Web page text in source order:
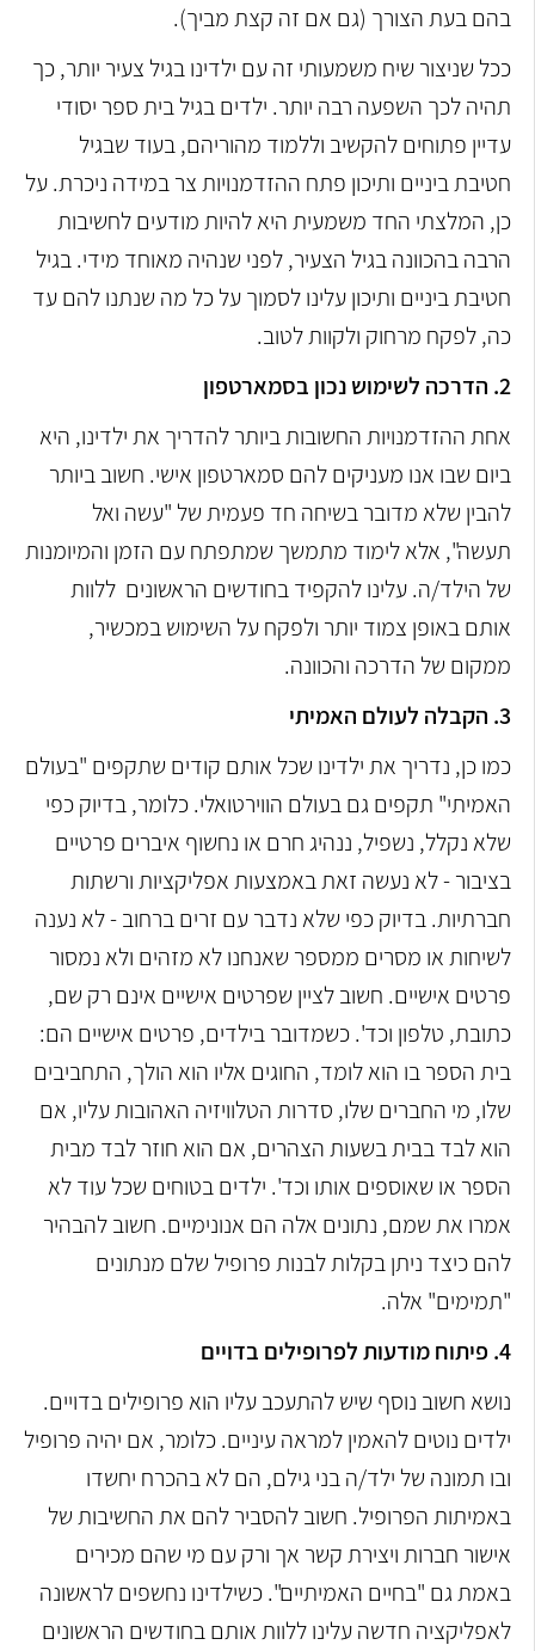
בהם בעת הצורך (גם אם זה קצת מביך).
ככל שניצור שיח משמעותי זה עם ילדינו בגיל צעיר יותר, כך
תהיה לכך השפעה רבה יותר. ילדים בגיל בית ספר יסודי
עדיין פתוחים להקשיב וללמוד מהוריהם, בעוד שבגיל
חטיבת ביניים ותיכון פתח ההזדמנויות צר במידה ניכרת. על
כן, המלצתי החד משמעית היא להיות מודעים לחשיבות
הרבה בהכוונה בגיל הצעיר, לפני שנהיה מאוחד מידי. בגיל
חטיבת ביניים ותיכון עלינו לסמוך על כל מה שנתנו להם עד
כה, לפקח מרחוק ולקוות לטוב.
2. הדרכה לשימוש נכון בסמארטפון
אחת ההזדמנויות החשובות ביותר להדריך את ילדינו, היא
ביום שבו אנו מעניקים להם סמארטפון אישי. חשוב ביותר
להבין שלא מדובר בשיחה חד פעמית של "עשה ואל
תעשה", אלא לימוד מתמשך שמתפתח עם הזמן והמיומנות
של הילד/ה. עלינו להקפיד בחודשים הראשונים ללוות
אותם באופן צמוד יותר ולפקח על השימוש במכשיר,
ממקום של הדרכה והכוונה.
3. הקבלה לעולם האמיתי
כמו כן, נדריך את ילדינו שכל אותם קודים שתקפים "בעולם
האמיתי" תקפים גם בעולם הווירטואלי. כלומר, בדיוק כפי
שלא נקלל, נשפיל, ננהיג חרם או נחשוף איברים פרטיים
בציבור - לא נעשה זאת באמצעות אפליקציות ורשתות
חברתיות. בדיוק כפי שלא נדבר עם זרים ברחוב - לא נענה
לשיחות או מסרים ממספר שאנחנו לא מזהים ולא נמסור
פרטים אישיים. חשוב לציין שפרטים אישיים אינם רק שם,
כתובת, טלפון וכד'. כשמדובר בילדים, פרטים אישיים הם:
בית הספר בו הוא לומד, החוגים אליו הוא הולך, התחביבים
שלו, מי החברים שלו, סדרות הטלוויזיה האהובות עליו, אם
הוא לבד בבית בשעות הצהרים, אם הוא חוזר לבד מבית
הספר או שאוספים אותו וכד'. ילדים בטוחים שכל עוד לא
אמרו את שמם, נתונים אלה הם אנונימיים. חשוב להבהיר
להם כיצד ניתן בקלות לבנות פרופיל שלם מנתונים
"תמימים" אלה.
4. פיתוח מודעות לפרופילים בדויים
נושא חשוב נוסף שיש להתעכב עליו הוא פרופילים בדויים.
ילדים נוטים להאמין למראה עיניים. כלומר, אם יהיה פרופיל
ובו תמונה של ילד/ה בני גילם, הם לא בהכרח יחשדו
באמיתות הפרופיל. חשוב להסביר להם את החשיבות של
אישור חברות ויצירת קשר אך ורק עם מי שהם מכירים
באמת גם "בחיים האמיתיים". כשילדינו נחשפים לראשונה
לאפליקציה חדשה עלינו ללוות אותם בחודשים הראשונים